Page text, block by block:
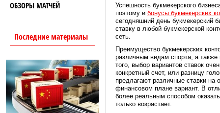
ОБЗОРЫ МАТЧЕЙ
Последние материалы
Успешность букмекерского
поэтому и бонусы букмекерских
сегодняшний день букмекерский
ставку в любой букмекерской
сеть.
Преимущество букмекерских
различным видам спорта, а
того, выбор вариантов ставок
конкретный счет, или разницу
предлагают различные ставки на
финансовом плане вариант. В
более реальным способом
только возрастает.